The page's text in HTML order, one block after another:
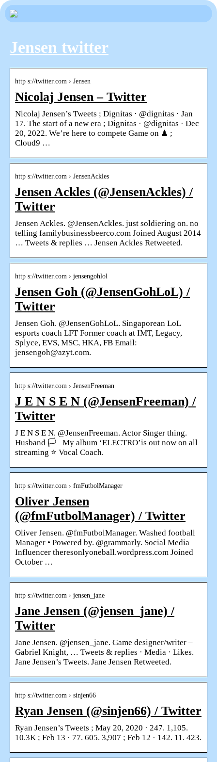
Jensen twitter
http s://twitter.com › Jensen
Nicolaj Jensen – Twitter
Nicolaj Jensen’s Tweets ; Dignitas · @dignitas · Jan
17. The start of a new era ; Dignitas · @dignitas · Dec
20, 2022. We’re here to compete Game on ♟ ;
Cloud9 …
http s://twitter.com › JensenAckles
Jensen Ackles (@JensenAckles) /
Twitter
Jensen Ackles. @JensenAckles. just soldiering on. no
telling familybusinessbeerco.com Joined August 2014
… Tweets & replies … Jensen Ackles Retweeted.
http s://twitter.com › jensengohlol
Jensen Goh (@JensenGohLoL) /
Twitter
Jensen Goh. @JensenGohLoL. Singaporean LoL
esports coach LFT Former coach at IMT, Legacy,
Splyce, EVS, MSC, HKA, FB Email:
jensengoh@azyt.com.
http s://twitter.com › JensenFreeman
J E N S E N (@JensenFreeman) /
Twitter
J E N S E N. @JensenFreeman. Actor Singer thing.
Husband 🏳️‍ ‍ ‍ My album ‘ELECTRO’is out now on all
streaming ⭐️ Vocal Coach.
http s://twitter.com › fmFutbolManager
Oliver Jensen
(@fmFutbolManager) / Twitter
Oliver Jensen. @fmFutbolManager. Washed football
Manager • Powered by. @grammarly. Social Media
Influencer theresonlyoneball.wordpress.com Joined
October …
http s://twitter.com › jensen_jane
Jane Jensen (@jensen_jane) /
Twitter
Jane Jensen. @jensen_jane. Game designer/writer –
Gabriel Knight, … Tweets & replies · Media · Likes.
Jane Jensen’s Tweets. Jane Jensen Retweeted.
http s://twitter.com › sinjen66
Ryan Jensen (@sinjen66) / Twitter
Ryan Jensen’s Tweets ; May 20, 2020 · 247. 1,105.
10.3K ; Feb 13 · 77. 605. 3,907 ; Feb 12 · 142. 11. 423.